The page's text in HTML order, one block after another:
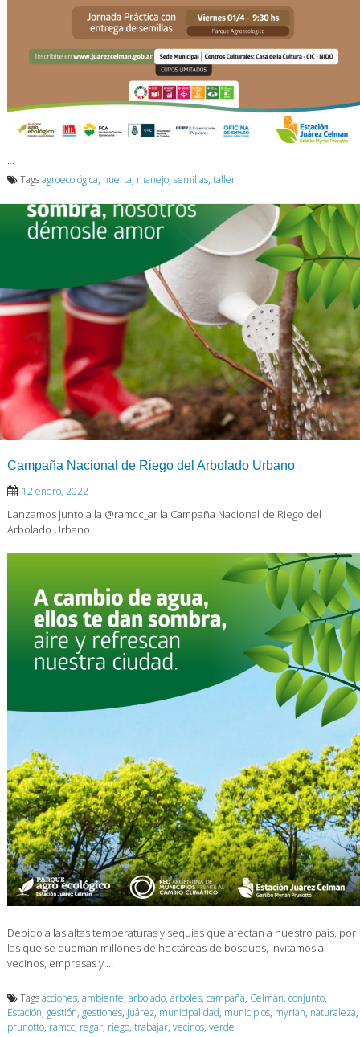
…
Tagsagroecológica, huerta, manejo, semillas, taller
Campaña Nacional de Riego del Arbolado Urbano
12 enero, 2022
Lanzamos junto a la @ramcc_ar la Campaña Nacional de Riego del
Arbolado Urbano.
Debido a las altas temperaturas y sequias que afectan a nuestro país, por
las que se queman millones de hectáreas de bosques, invitamos a
vecinos, empresas y …
Tagsacciones, ambiente, arbolado, árboles, campaña, Celman, conjunto,
Estación, gestión, gestiones, Juárez, municipalidad, municipios, myrian, naturaleza,
prunotto, ramcc, regar, riego, trabajar, vecinos, verde